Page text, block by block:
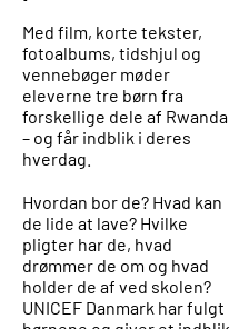
Med film, korte tekster,
fotoalbums, tidshjul og
vennebøger møder
eleverne tre børn fra
forskellige dele af Rwanda
– og får indblik i deres
hverdag.
Hvordan bor de? Hvad kan
de lide at lave? Hvilke
pligter har de, hvad
drømmer de om og hvad
holder de af ved skolen?
UNICEF Danmark har fulgt